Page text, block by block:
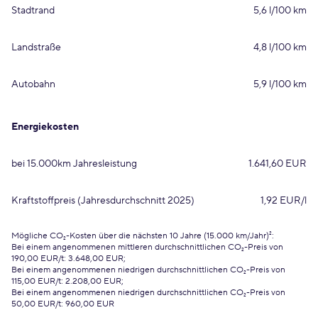
Stadtrand 5,6 l/100 km
Landstraße 4,8 l/100 km
Autobahn 5,9 l/100 km
Energiekosten
bei 15.000km Jahresleistung 1.641,60 EUR
Kraftstoffpreis (Jahresdurchschnitt 2025) 1,92 EUR/l
Mögliche CO₂-Kosten über die nächsten 10 Jahre (15.000 km/Jahr)²:
Bei einem angenommenen mittleren durchschnittlichen CO₂-Preis von
190,00 EUR/t: 3.648,00 EUR;
Bei einem angenommenen niedrigen durchschnittlichen CO₂-Preis von
115,00 EUR/t: 2.208,00 EUR;
Bei einem angenommenen niedrigen durchschnittlichen CO₂-Preis von
50,00 EUR/t: 960,00 EUR